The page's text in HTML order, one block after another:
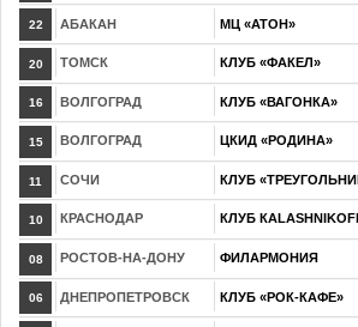
22 АБАКАН МЦ «АТОН»
20 ТОМСК КЛУБ «ФАКЕЛ»
16 ВОЛГОГРАД КЛУБ «ВАГОНКА»
15 ВОЛГОГРАД ЦКИД «РОДИНА»
11 СОЧИ КЛУБ
10 КРАСНОДАР КЛУБ
08 РОСТОВ-НА-ДОНУ ФИЛАРМОНИЯ
06 ДНЕПРОПЕТРОВСК КЛУБ «РОК-КАФЕ»